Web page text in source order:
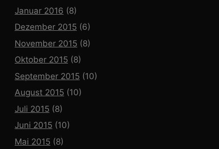
Januar 2016 (8)
Dezember 2015 (6)
November 2015 (8)
Oktober 2015 (8)
September 2015 (10)
August 2015 (10)
Juli 2015 (8)
Juni 2015 (10)
Mai 2015 (8)